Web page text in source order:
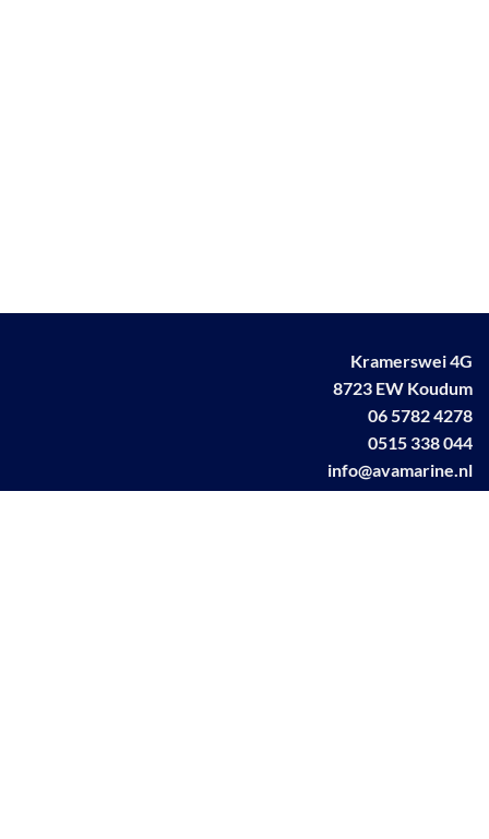
Kramerswei 4G
8723 EW Koudum
06 5782 4278
0515 338 044
info@avamarine.nl